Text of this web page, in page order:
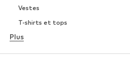
Vestes
T-shirts et tops
Lingerie
Plus